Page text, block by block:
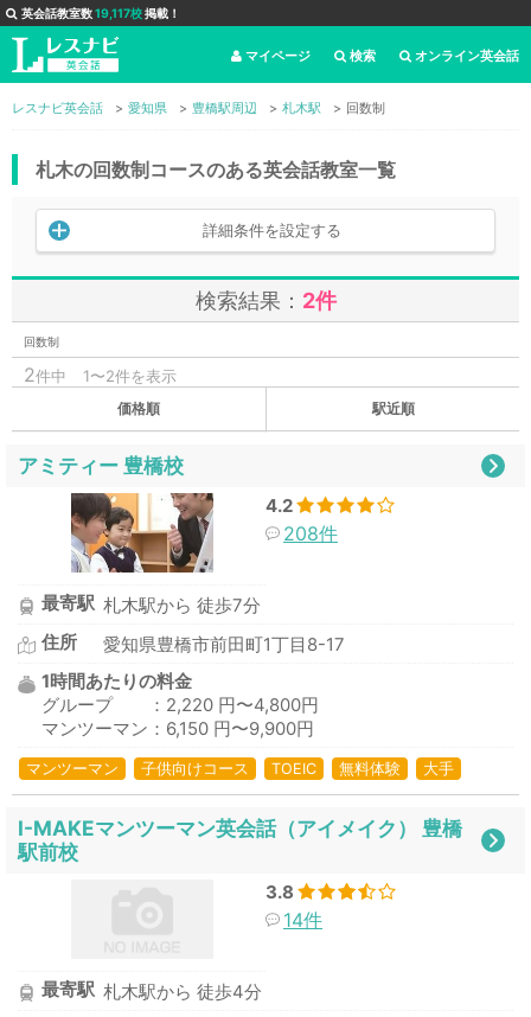
英会話教室数19,117校掲載！
オンライン英会話
検索
マイページ
レスナビ英会話 愛知県 豊橋駅周辺 札木駅 回数制
札木の回数制コースのある英会話教室一覧
詳細条件を設定する
検索結果： 2件
回数制
2件中 1〜2件を表示
価格順 駅近順
アミティー 豊橋校
4.2
208件
最寄駅 札木駅から 徒歩7分
住所
愛知県豊橋市前田町1丁目8-17
1時間あたりの料金
グループ ：2,220 円〜4,800円
マンツーマン：6,150 円〜9,900円
マンツーマン 子供向けコース TOEIC 無料体験 大手
I-MAKEマンツーマン英会話（アイメイク） 豊橋
駅前校
3.8
14件
最寄駅 札木駅から 徒歩4分